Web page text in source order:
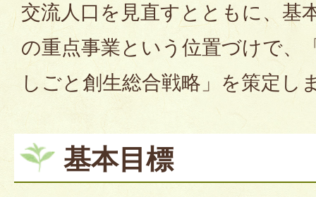
交流人口を見直すとともに、基
の重点事業という位置づけで、
しごと創生総合戦略」を策定し
基本目標